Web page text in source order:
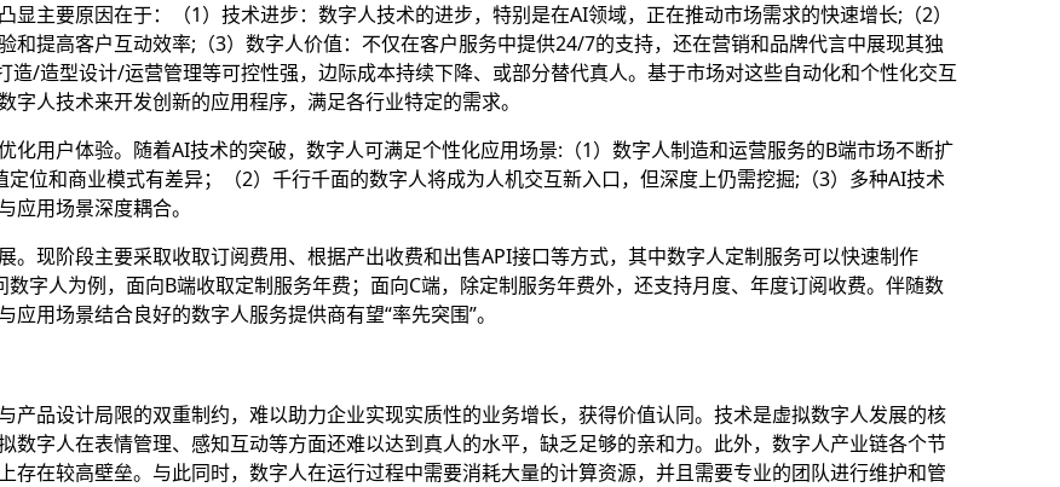
主要原因在于：（1）技术进步：数字人技术的进步，特别是在AI领域，正在推动市场需求的快速增长;（2）
和提高客户互动效率;（3）数字人价值：不仅在客户服务中提供24/7的支持，还在营销和品牌代言中展现其独
/造型设计/运营管理等可控性强，边际成本持续下降、或部分替代真人。基于市场对这些自动化和个性化交互
人技术来开发创新的应用程序，满足各行业特定的需求。
化用户体验。 随着AI技术的突破，数字人可满足个性化应用场景:（1）数字人制造和运营服务的B端市场不断扩
位和商业模式有差异；（2）千行千面的数字人将成为人机交互新入口，但深度上仍需挖掘;（3）多种AI技术
用场景深度耦合。
。 现阶段主要采取收取订阅费用、根据产出收费和出售API接口等方式，其中数字人定制服务可以快速制作
字人为例，面向B端收取定制服务年费；面向C端，除定制服务年费外，还支持月度、年度订阅收费。伴随数
用场景结合良好的数字人服务提供商有望“率先突围”。
品设计局限的双重制约，难以助力企业实现实质性的业务增长，获得价值认同。 技术是虚拟数字人发展的核
数字人在表情管理、感知互动等方面还难以达到真人的水平，缺乏足够的亲和力。此外，数字人产业链各个节
存在较高壁垒。与此同时，数字人在运行过程中需要消耗大量的计算资源，并且需要专业的团队进行维护和管